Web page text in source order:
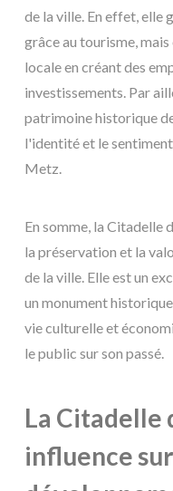
de la ville. En effet, elle
grâce au tourisme,
locale en créant des
investissements. Par
patrimoine historique
l'identité et le
Metz.
En somme, la Citadelle
la préservation et la
de la ville. Elle est un
un monument
vie culturelle et
le public sur son passé.
La Citadelle
influence